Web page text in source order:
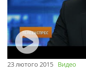
23 лютого 2015 Видео